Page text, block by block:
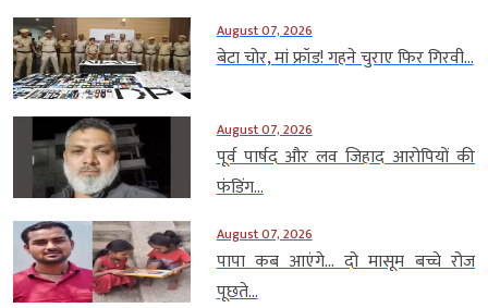
August 07, 2026
बेटा चोर, मां फ्रॉड! गहने चुराए फिर गिरवी...
August 07, 2026
पूर्व पार्षद और लव जिहाद आरोपियों की
फंडिंग...
August 07, 2026
पापा कब आएंगे… दो मासूम बच्चे रोज
पूछते...